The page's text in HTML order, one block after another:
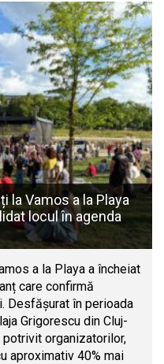
la Vamos a la Playa
locul în agenda
a la Playa a încheiat
care confirmă
Desfășurat în perioada
Grigorescu din Cluj-
potrivit organizatorilor,
aproximativ 40% mai